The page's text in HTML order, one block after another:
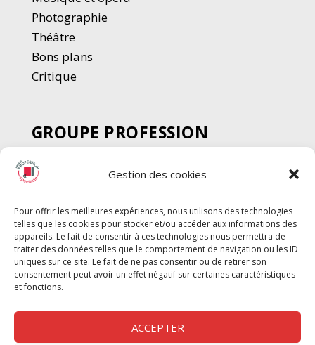
Gestion des cookies
Pour offrir les meilleures expériences, nous utilisons des technologies
telles que les cookies pour stocker et/ou accéder aux informations des
appareils. Le fait de consentir à ces technologies nous permettra de
traiter des données telles que le comportement de navigation ou les ID
uniques sur ce site. Le fait de ne pas consentir ou de retirer son
consentement peut avoir un effet négatif sur certaines caractéristiques
et fonctions.
ACCEPTER
Photographie
Théâtre
Bons plans
Critique
GROUPE PROFESSION
SPECTACLE
Chèque Intermittents
Chèque Compta
Chèque Emploi Spectacle
G-Pods
Profession Audio-visuel